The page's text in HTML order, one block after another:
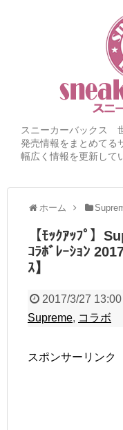
スニーカーバックス
発売情報をまとめてる
幅広く情報を更新して
ホーム
【ﾓｯｸｱｯﾌﾟ】
ｺﾗﾎﾞﾚｰｼｮﾝ
ｽ】
2017/3/27 13:00
Supreme, コラボ
スポンサーリンク